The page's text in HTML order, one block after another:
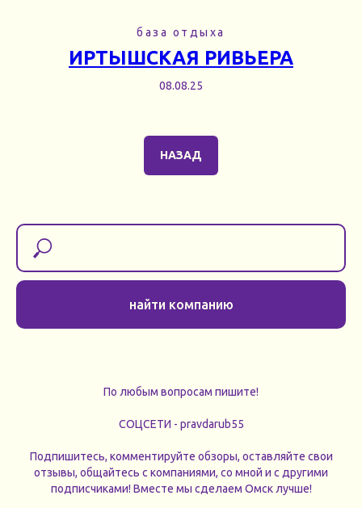
база отдыха
ИРТЫШСКАЯ РИВЬЕРА
08.08.25
НАЗАД
найти компанию
По любым вопросам пишите!
СОЦСЕТИ - pravdarub55
Подпишитесь, комментируйте обзоры, оставляйте свои
отзывы, общайтесь с компаниями, со мной и с другими
подписчиками! Вместе мы сделаем Омск лучше!